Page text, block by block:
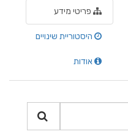
פריטי מידע
היסטוריית שינויים
אודות